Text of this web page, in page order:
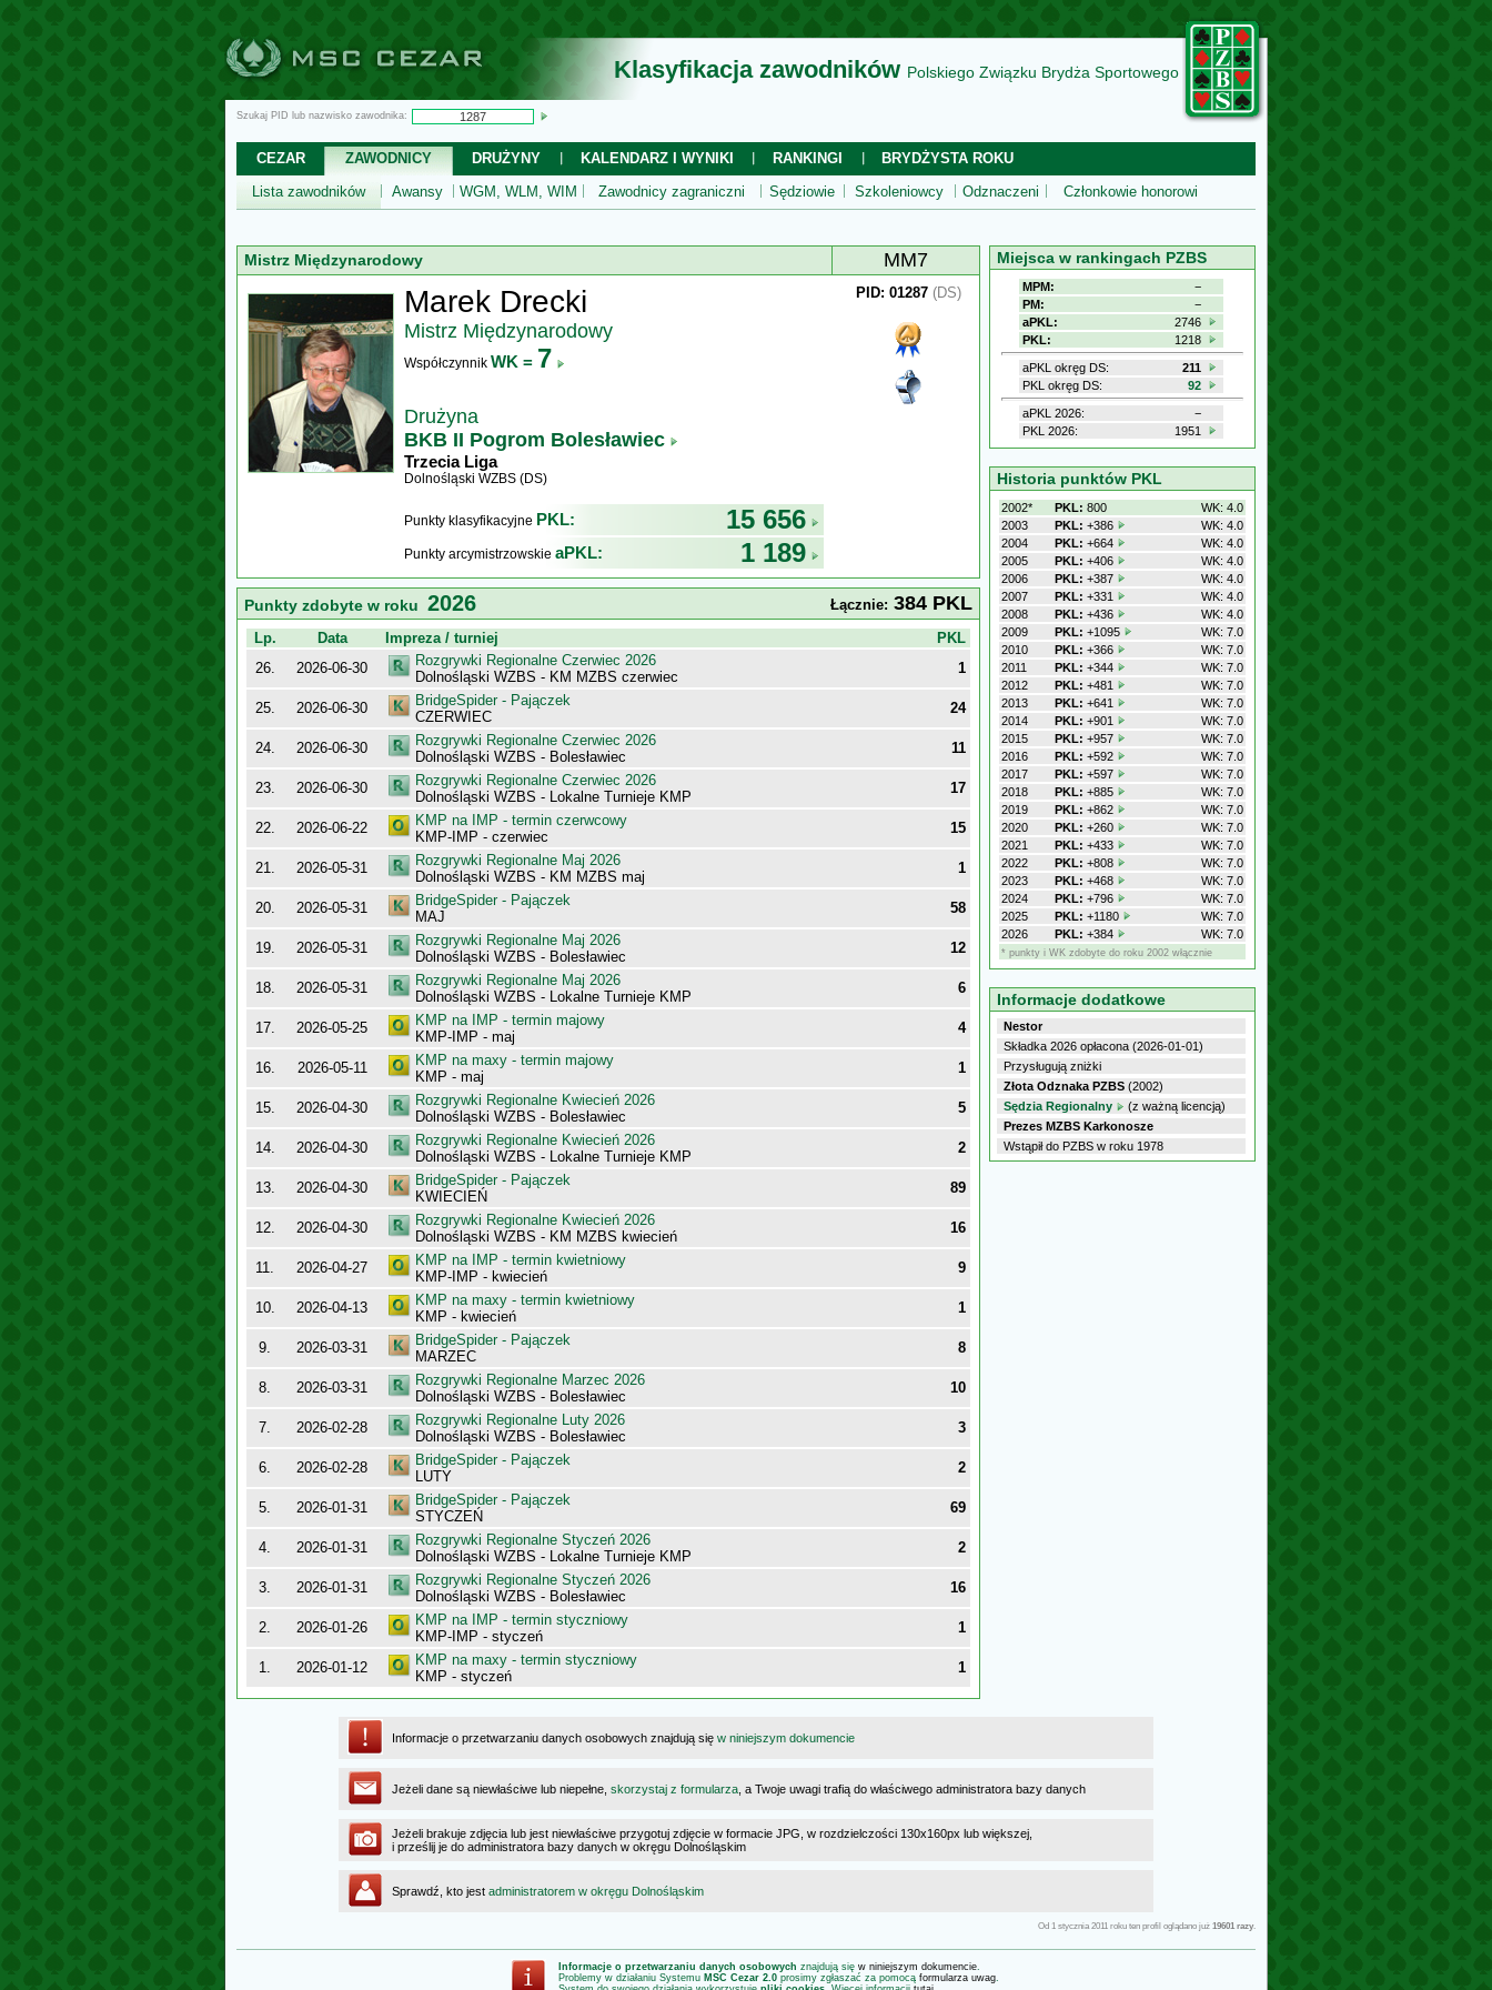
Klasyfikacja zawodników Polskiego Związku Brydża Sportowego
Szukaj PID lub nazwisko zawodnika:
CEZAR ZAWODNICY DRUŻYNY KALENDARZ I WYNIKI RANKINGI
BRYDŻYSTA ROKU
Lista zawodników
Awansy WGM, WLM, WIM Zawodnicy zagraniczni Sędziowie Szkoleniowcy Odznaczeni Członkowie honorowi
Mistrz Międzynarodowy MM7
Marek Drecki
Mistrz Międzynarodowy
Współczynnik WK = 7
Drużyna
BKB II Pogrom Bolesławiec
Trzecia Liga
Dolnośląski WZBS (DS)
Punkty klasyfikacyjne PKL: 15 656
Punkty arcymistrzowskie aPKL: 1 189
PID: 01287 (DS)
Punkty zdobyte w roku 2026 Łącznie: 384 PKL
Lp. Data Impreza / turniej
PKL
26.
2026-06-30
Rozgrywki Regionalne Czerwiec 2026
Dolnośląski WZBS - KM MZBS czerwiec
1
25. 2026-06-30
BridgeSpider - Pajączek
CZERWIEC
24
24. 2026-06-30
Rozgrywki Regionalne Czerwiec 2026
Dolnośląski WZBS - Bolesławiec
11
23. 2026-06-30
Rozgrywki Regionalne Czerwiec 2026
Dolnośląski WZBS - Lokalne Turnieje KMP
17
22. 2026-06-22
KMP na IMP - termin czerwcowy
KMP-IMP - czerwiec
15
21. 2026-05-31
Rozgrywki Regionalne Maj 2026
Dolnośląski WZBS - KM MZBS maj
1
20. 2026-05-31
BridgeSpider - Pajączek
MAJ
58
19. 2026-05-31
Rozgrywki Regionalne Maj 2026
Dolnośląski WZBS - Bolesławiec
12
18. 2026-05-31
Rozgrywki Regionalne Maj 2026
Dolnośląski WZBS - Lokalne Turnieje KMP
6
17. 2026-05-25
KMP na IMP - termin majowy
KMP-IMP - maj
4
16. 2026-05-11
KMP na maxy - termin majowy
KMP - maj
1
15. 2026-04-30
Rozgrywki Regionalne Kwiecień 2026
Dolnośląski WZBS - Bolesławiec
5
14. 2026-04-30
Rozgrywki Regionalne Kwiecień 2026
Dolnośląski WZBS - Lokalne Turnieje KMP
2
13. 2026-04-30
BridgeSpider - Pajączek
KWIECIEŃ
89
12. 2026-04-30
Rozgrywki Regionalne Kwiecień 2026
Dolnośląski WZBS - KM MZBS kwiecień
16
11. 2026-04-27
KMP na IMP - termin kwietniowy
KMP-IMP - kwiecień
9
10. 2026-04-13
KMP na maxy - termin kwietniowy
KMP - kwiecień
1
9. 2026-03-31
BridgeSpider - Pajączek
MARZEC
8
8. 2026-03-31
Rozgrywki Regionalne Marzec 2026
Dolnośląski WZBS - Bolesławiec
10
7. 2026-02-28
Rozgrywki Regionalne Luty 2026
Dolnośląski WZBS - Bolesławiec
3
6. 2026-02-28
BridgeSpider - Pajączek
LUTY
2
5. 2026-01-31
BridgeSpider - Pajączek
STYCZEŃ
69
4. 2026-01-31
Rozgrywki Regionalne Styczeń 2026
Dolnośląski WZBS - Lokalne Turnieje KMP
2
3. 2026-01-31
Rozgrywki Regionalne Styczeń 2026
Dolnośląski WZBS - Bolesławiec
16
2. 2026-01-26
KMP na IMP - termin styczniowy
KMP-IMP - styczeń
1
1. 2026-01-12
KMP na maxy - termin styczniowy
KMP - styczeń
1
Miejsca w rankingach PZBS
MPM:
−
PM:
−
aPKL:
2746
PKL:
1218
aPKL okręg DS:
211
PKL okręg DS:
92
aPKL 2026:
−
PKL 2026:
1951
Historia punktów PKL
2002* PKL: 800
WK: 4.0
2003
PKL: +386
WK: 4.0
2004
PKL: +664
WK: 4.0
2005
PKL: +406
WK: 4.0
2006
PKL: +387
WK: 4.0
2007
PKL: +331
WK: 4.0
2008
PKL: +436
WK: 4.0
2009
PKL: +1095
WK: 7.0
2010
PKL: +366
WK: 7.0
2011
PKL: +344
WK: 7.0
2012
PKL: +481
WK: 7.0
2013
PKL: +641
WK: 7.0
2014
PKL: +901
WK: 7.0
2015
PKL: +957
WK: 7.0
2016
PKL: +592
WK: 7.0
2017
PKL: +597
WK: 7.0
2018
PKL: +885
WK: 7.0
2019
PKL: +862
WK: 7.0
2020
PKL: +260
WK: 7.0
2021
PKL: +433
WK: 7.0
2022
PKL: +808
WK: 7.0
2023
PKL: +468
WK: 7.0
2024
PKL: +796
WK: 7.0
2025
PKL: +1180
WK: 7.0
2026
PKL: +384 WK: 7.0
* punkty i WK zdobyte do roku 2002 włącznie
Informacje dodatkowe
Nestor
Składka 2026 opłacona (2026-01-01)
Przysługują zniżki
Złota Odznaka PZBS (2002)
Sędzia Regionalny
(z ważną licencją)
Prezes MZBS Karkonosze
Wstąpił do PZBS w roku 1978
Informacje o przetwarzaniu danych osobowych znajdują się w niniejszym dokumencie
Jeżeli dane są niewłaściwe lub niepełne, skorzystaj z formularza , a Twoje uwagi trafią do właściwego administratora bazy danych
Jeżeli brakuje zdjęcia lub jest niewłaściwe przygotuj zdjęcie w formacie JPG, w rozdzielczości 130x160px lub większej,
i prześlij je do administratora bazy danych w okręgu Dolnośląskim
Sprawdź, kto jest administratorem w okręgu Dolnośląskim
Od 1 stycznia 2011 roku ten profil oglądano już 19601 razy.
Informacje o przetwarzaniu danych osobowych znajdują się w niniejszym dokumencie.
Problemy w działaniu Systemu MSC Cezar 2.0 prosimy zgłaszać za pomocą formularza uwag.